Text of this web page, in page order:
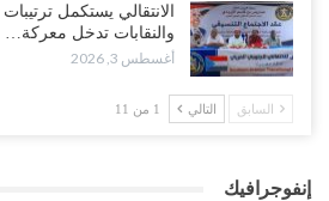
الانتقالي يستكمل
والنقابات تدخل معركة…
أغسطس 3, 2026
السابق التالي 1 من 11
إنفوجرافيك